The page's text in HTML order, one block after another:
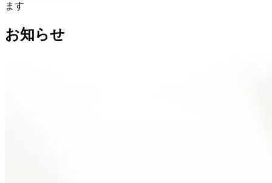
ます
お知らせ